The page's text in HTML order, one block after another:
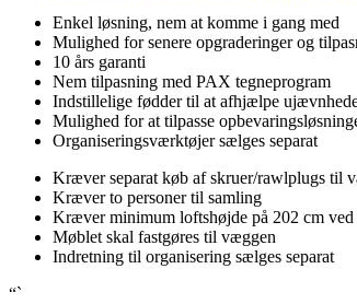
Enkel løsning, nem at komme i gang med
Mulighed for senere opgraderinger og
10 års garanti
Nem tilpasning med PAX tegneprogram
Indstillelige fødder til at afhjælpe
Mulighed for at tilpasse
Organiseringsværktøjer sælges separat
Kræver separat køb af skruer/rawlplugs til
Kræver to personer til samling
Kræver minimum loftshøjde på 202 cm ved
Møblet skal fastgøres til væggen
Indretning til organisering sælges separat
“`